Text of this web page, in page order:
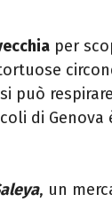
per
può respirare
di Genova
, un